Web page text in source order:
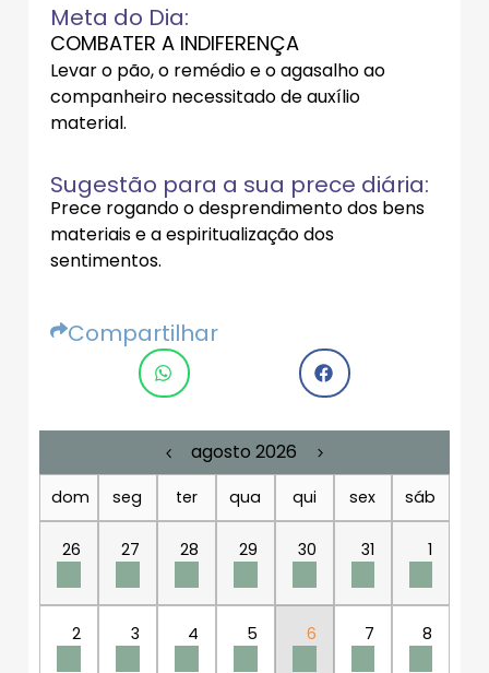
Meta do Dia:
COMBATER A INDIFERENÇA
Levar o pão, o remédio e o agasalho ao
companheiro necessitado de auxílio
material.
Sugestão para a sua prece diária:
Prece rogando o desprendimento dos bens
materiais e a espiritualização dos
sentimentos.
Compartilhar
agosto 2026
dom seg ter qua qui sex sáb
26 27 28 29 30 31 1
2 3 4 5 6 7 8